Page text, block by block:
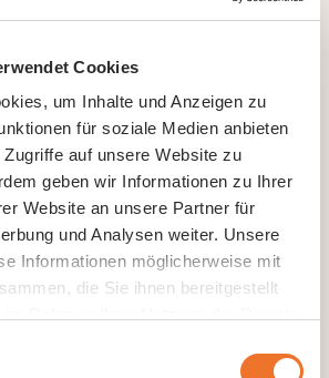
Cookies
um Inhalte und Anzeigen zu
für soziale Medien anbieten
auf unsere Website zu
geben wir Informationen zu Ihrer
Website an unsere Partner für
und Analysen weiter. Unsere
Informationen möglicherweise mit
die Sie ihnen bereitgestellt
Kochtopf
Teigwaren in kochendes,
gesalzenes Wasser geben,
und köcheln lassen, ab 3
probieren bis der gewünschte
al dente Grad erreicht ist.